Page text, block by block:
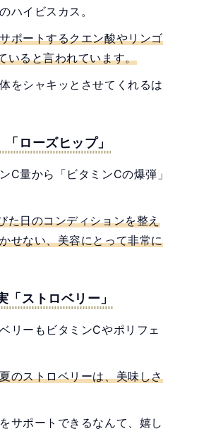
ハイビスカス。
ポートするクエン酸やリンゴ
いると言われています。
をシャキッとさせてくれるは
ローズヒップ」
C量から「ビタミンCの爆弾」
た日のコンディションを整え
せない、美容にとって非常に
ストロベリー」
リーもビタミンCやポリフェ
のストロベリーは、美味しさ
サポートできるなんて、嬉し